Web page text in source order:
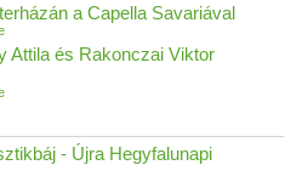
a Capella Savariával
Attila és Rakonczai Viktor
- Újra Hegyfalunapi